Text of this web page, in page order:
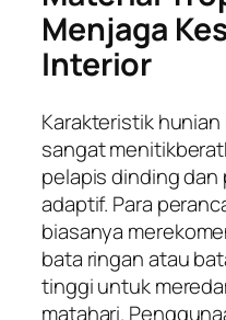
Menjaga
Interior
Karakteristik
sangat
pelapis dinding
adaptif. Para
biasanya
bata ringan atau
tinggi untuk
matahari.